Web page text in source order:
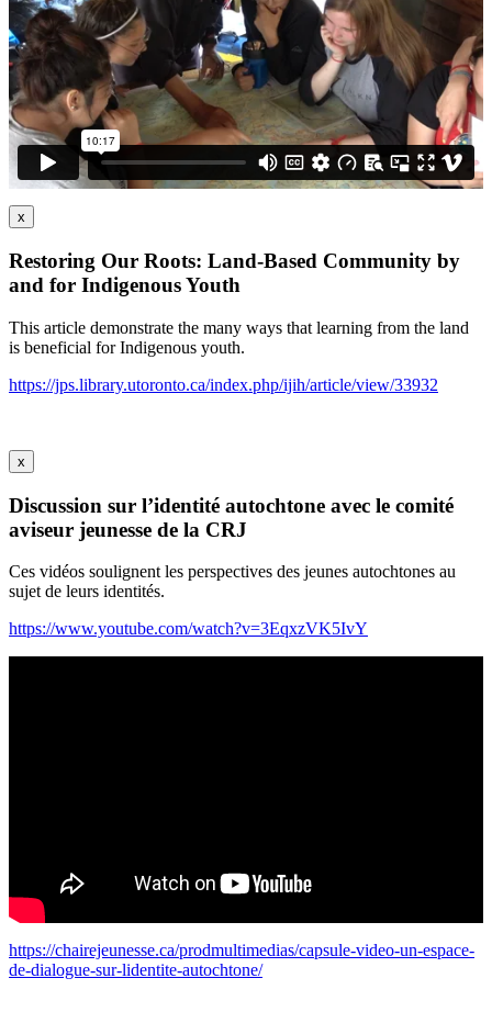
x
Restoring Our Roots: Land-Based Community by
and for Indigenous Youth
This article demonstrate the many ways that learning from the land
is beneficial for Indigenous youth.
https://jps.library.utoronto.ca/index.php/ijih/article/view/33932
x
Discussion sur l’identité autochtone avec le comité
aviseur jeunesse de la CRJ
Ces vidéos soulignent les perspectives des jeunes autochtones au
sujet de leurs identités.
https://www.youtube.com/watch?v=3EqxzVK5IvY
https://chairejeunesse.ca/prodmultimedias/capsule-video-un-espace-
de-dialogue-sur-lidentite-autochtone/